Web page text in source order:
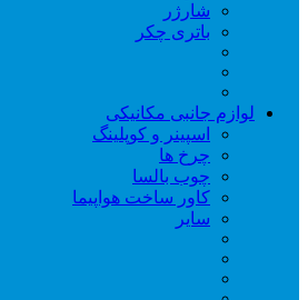
شارژر
باتری چکر
لوازم جانبی مکانیکی
اسپینر و کوپلینگ
چرخ ها
چوب بالسا
کاور ساخت هواپیما
سایر